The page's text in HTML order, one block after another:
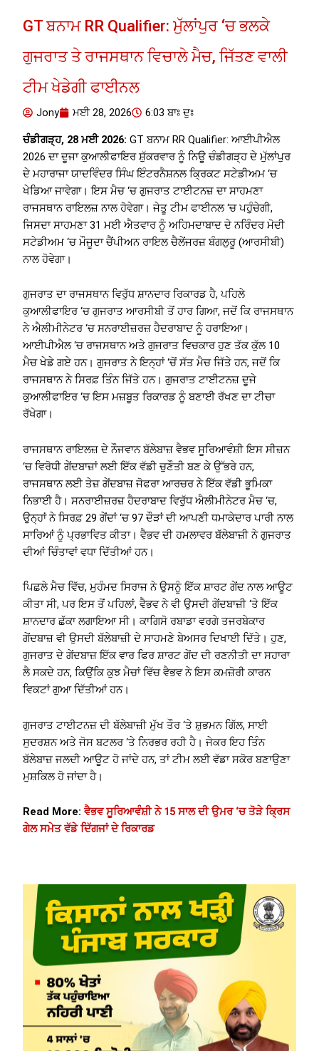
GT ਬਨਾਮ RR Qualifier: ਮੁੱਲਾਂਪੁਰ ‘ਚ ਭਲਕੇ
ਗੁਜਰਾਤ ਤੇ ਰਾਜਸਥਾਨ ਵਿਚਾਲੇ ਮੈਚ, ਜਿੱਤਣ ਵਾਲੀ
ਟੀਮ ਖੇਡੇਗੀ ਫਾਈਨਲ
Jony ਮਈ 28, 2026 6:03 ਬਾਃ ਦੁਃ
ਚੰਡੀਗੜ੍ਹ, 28 ਮਈ 2026: GT ਬਨਾਮ RR Qualifier: ਆਈਪੀਐਲ
2026 ਦਾ ਦੂਜਾ ਕੁਆਲੀਫਾਇਰ ਸ਼ੁੱਕਰਵਾਰ ਨੂੰ ਨਿਊ ਚੰਡੀਗੜ੍ਹ ਦੇ ਮੁੱਲਾਂਪੁਰ
ਦੇ ਮਹਾਰਾਜਾ ਯਾਦਵਿੰਦਰ ਸਿੰਘ ਇੰਟਰਨੈਸ਼ਨਲ ਕ੍ਰਿਕਟ ਸਟੇਡੀਅਮ ‘ਚ
ਖੇਡਿਆ ਜਾਵੇਗਾ। ਇਸ ਮੈਚ ‘ਚ ਗੁਜਰਾਤ ਟਾਈਟਨਜ਼ ਦਾ ਸਾਹਮਣਾ
ਰਾਜਸਥਾਨ ਰਾਇਲਜ਼ ਨਾਲ ਹੋਵੇਗਾ। ਜੇਤੂ ਟੀਮ ਫਾਈਨਲ ‘ਚ ਪਹੁੰਚੇਗੀ,
ਜਿਸਦਾ ਸਾਹਮਣਾ 31 ਮਈ ਐਤਵਾਰ ਨੂੰ ਅਹਿਮਦਾਬਾਦ ਦੇ ਨਰਿੰਦਰ ਮੋਦੀ
ਸਟੇਡੀਅਮ ‘ਚ ਮੌਜੂਦਾ ਚੈਂਪੀਅਨ ਰਾਇਲ ਚੈਲੇਂਜਰਜ਼ ਬੰਗਲੁਰੂ (ਆਰਸੀਬੀ)
ਨਾਲ ਹੋਵੇਗਾ।
ਗੁਜਰਾਤ ਦਾ ਰਾਜਸਥਾਨ ਵਿਰੁੱਧ ਸ਼ਾਨਦਾਰ ਰਿਕਾਰਡ ਹੈ, ਪਹਿਲੇ
ਕੁਆਲੀਫਾਇਰ ‘ਚ ਗੁਜਰਾਤ ਆਰਸੀਬੀ ਤੋਂ ਹਾਰ ਗਿਆ, ਜਦੋਂ ਕਿ ਰਾਜਸਥਾਨ
ਨੇ ਐਲੀਮੀਨੇਟਰ ‘ਚ ਸਨਰਾਈਜ਼ਰਜ਼ ਹੈਦਰਾਬਾਦ ਨੂੰ ਹਰਾਇਆ।
ਆਈਪੀਐਲ ‘ਚ ਰਾਜਸਥਾਨ ਅਤੇ ਗੁਜਰਾਤ ਵਿਚਕਾਰ ਹੁਣ ਤੱਕ ਕੁੱਲ 10
ਮੈਚ ਖੇਡੇ ਗਏ ਹਨ। ਗੁਜਰਾਤ ਨੇ ਇਨ੍ਹਾਂ ‘ਚੋਂ ਸੱਤ ਮੈਚ ਜਿੱਤੇ ਹਨ, ਜਦੋਂ ਕਿ
ਰਾਜਸਥਾਨ ਨੇ ਸਿਰਫ਼ ਤਿੰਨ ਜਿੱਤੇ ਹਨ। ਗੁਜਰਾਤ ਟਾਈਟਨਜ਼ ਦੂਜੇ
ਕੁਆਲੀਫਾਇਰ ‘ਚ ਇਸ ਮਜ਼ਬੂਤ ​​ਰਿਕਾਰਡ ਨੂੰ ਬਣਾਈ ਰੱਖਣ ਦਾ ਟੀਚਾ
ਰੱਖੇਗਾ।
ਰਾਜਸਥਾਨ ਰਾਇਲਜ਼ ਦੇ ਨੌਜਵਾਨ ਬੱਲੇਬਾਜ਼ ਵੈਭਵ ਸੂਰਿਆਵੰਸ਼ੀ ਇਸ ਸੀਜ਼ਨ
‘ਚ ਵਿਰੋਧੀ ਗੇਂਦਬਾਜ਼ਾਂ ਲਈ ਇੱਕ ਵੱਡੀ ਚੁਣੌਤੀ ਬਣ ਕੇ ਉੱਭਰੇ ਹਨ,
ਰਾਜਸਥਾਨ ਲਈ ਤੇਜ਼ ਗੇਂਦਬਾਜ਼ ਜੋਫਰਾ ਆਰਚਰ ਨੇ ਇੱਕ ਵੱਡੀ ਭੂਮਿਕਾ
ਨਿਭਾਈ ਹੈ। ਸਨਰਾਈਜ਼ਰਜ਼ ਹੈਦਰਾਬਾਦ ਵਿਰੁੱਧ ਐਲੀਮੀਨੇਟਰ ਮੈਚ ‘ਚ,
ਉਨ੍ਹਾਂ ਨੇ ਸਿਰਫ਼ 29 ਗੇਂਦਾਂ ‘ਚ 97 ਦੌੜਾਂ ਦੀ ਆਪਣੀ ਧਮਾਕੇਦਾਰ ਪਾਰੀ ਨਾਲ
ਸਾਰਿਆਂ ਨੂੰ ਪ੍ਰਭਾਵਿਤ ਕੀਤਾ। ਵੈਭਵ ਦੀ ਹਮਲਾਵਰ ਬੱਲੇਬਾਜ਼ੀ ਨੇ ਗੁਜਰਾਤ
ਦੀਆਂ ਚਿੰਤਾਵਾਂ ਵਧਾ ਦਿੱਤੀਆਂ ਹਨ।
ਪਿਛਲੇ ਮੈਚ ਵਿੱਚ, ਮੁਹੰਮਦ ਸਿਰਾਜ ਨੇ ਉਸਨੂੰ ਇੱਕ ਸ਼ਾਰਟ ਗੇਂਦ ਨਾਲ ਆਊਟ
ਕੀਤਾ ਸੀ, ਪਰ ਇਸ ਤੋਂ ਪਹਿਲਾਂ, ਵੈਭਵ ਨੇ ਵੀ ਉਸਦੀ ਗੇਂਦਬਾਜ਼ੀ ‘ਤੇ ਇੱਕ
ਸ਼ਾਨਦਾਰ ਛੱਕਾ ਲਗਾਇਆ ਸੀ। ਕਾਗਿਸੋ ਰਬਾਡਾ ਵਰਗੇ ਤਜਰਬੇਕਾਰ
ਗੇਂਦਬਾਜ਼ ਵੀ ਉਸਦੀ ਬੱਲੇਬਾਜ਼ੀ ਦੇ ਸਾਹਮਣੇ ਬੇਅਸਰ ਦਿਖਾਈ ਦਿੱਤੇ। ਹੁਣ,
ਗੁਜਰਾਤ ਦੇ ਗੇਂਦਬਾਜ਼ ਇੱਕ ਵਾਰ ਫਿਰ ਸ਼ਾਰਟ ਗੇਂਦ ਦੀ ਰਣਨੀਤੀ ਦਾ ਸਹਾਰਾ
ਲੈ ਸਕਦੇ ਹਨ, ਕਿਉਂਕਿ ਕੁਝ ਮੈਚਾਂ ਵਿੱਚ ਵੈਭਵ ਨੇ ਇਸ ਕਮਜ਼ੋਰੀ ਕਾਰਨ
ਵਿਕਟਾਂ ਗੁਆ ਦਿੱਤੀਆਂ ਹਨ।
ਗੁਜਰਾਤ ਟਾਈਟਨਜ਼ ਦੀ ਬੱਲੇਬਾਜ਼ੀ ਮੁੱਖ ਤੌਰ ‘ਤੇ ਸ਼ੁਭਮਨ ਗਿੱਲ, ਸਾਈ
ਸੁਦਰਸ਼ਨ ਅਤੇ ਜੋਸ ਬਟਲਰ ‘ਤੇ ਨਿਰਭਰ ਰਹੀ ਹੈ। ਜੇਕਰ ਇਹ ਤਿੰਨ
ਬੱਲੇਬਾਜ਼ ਜਲਦੀ ਆਊਟ ਹੋ ਜਾਂਦੇ ਹਨ, ਤਾਂ ਟੀਮ ਲਈ ਵੱਡਾ ਸਕੋਰ ਬਣਾਉਣਾ
ਮੁਸ਼ਕਿਲ ਹੋ ਜਾਂਦਾ ਹੈ।
Read More:ਵੈਭਵ ਸੂਰਿਆਵੰਸ਼ੀ ਨੇ 15 ਸਾਲ ਦੀ ਉਮਰ ‘ਚ ਤੋੜੇ ਕ੍ਰਿਸ
ਗੇਲ ਸਮੇਤ ਵੱਡੇ ਦਿੱਗਜਾਂ ਦੇ ਰਿਕਾਰਡ